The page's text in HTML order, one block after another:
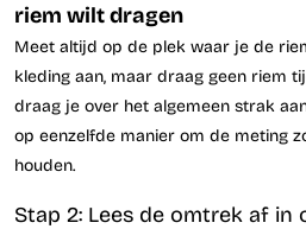
riem wilt dragen
Meet altijd op de plek waar je de
kleding aan, maar draag geen riem
draag je over het algemeen strak
op eenzelfde manier om de meting
houden.
Stap 2: Lees de omtrek af in